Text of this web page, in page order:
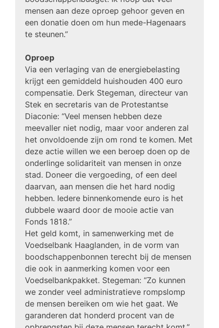
mensen aan deze oproep gehoor geven en
een donatie doen om hun mede-Hagenaars
te steunen.”
Oproep
Via een verlaging van de energiebelasting
krijgt een gemiddeld huishouden 400 euro
compensatie. Derk Stegeman, directeur van
Stek en secretaris van de Protestantse
Diaconie: “Veel mensen hebben deze
meevaller niet nodig, maar voor anderen zal
het onvoldoende zijn om rond te komen. Met
deze actie willen we een beroep doen op de
onderlinge solidariteit van mensen in onze
stad. Doneer die vergoeding, of een deel
daarvan, aan mensen die het hard nodig
hebben. Iedere binnenkomende euro is het
dubbele waard door de mooie actie van
Fonds 1818.”
Het geld komt, in samenwerking met de
Voedselbank Haaglanden, in de vorm van
boodschappenbonnen terecht bij de mensen
die ook in aanmerking komen voor een
Voedselbankpakket. Stegeman: “Zo kunnen
we zonder veel administratieve rompslomp
de mensen bereiken om wie het gaat. We
garanderen dat honderd procent van de